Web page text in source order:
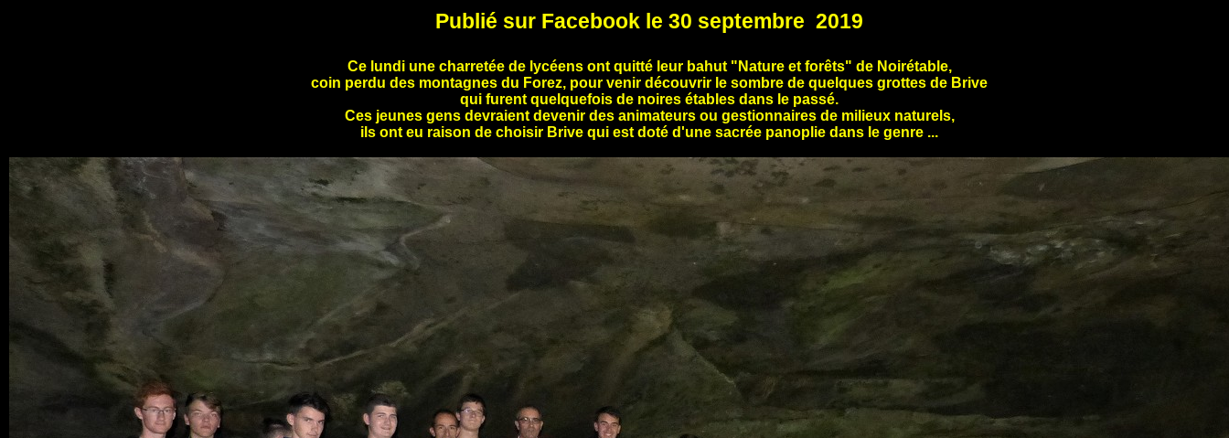
Publié sur Facebook le 30 septembre 2019
Ce lundi une charretée de lycéens ont quitté leur bahut "Nature et forêts" de Noirétable,
coin perdu des montagnes du Forez, pour venir découvrir le sombre de quelques grottes de Brive
qui furent quelquefois de noires étables dans le passé.
Ces jeunes gens devraient devenir des animateurs ou gestionnaires de milieux naturels,
ils ont eu raison de choisir Brive qui est doté d'une sacrée panoplie dans le genre ...